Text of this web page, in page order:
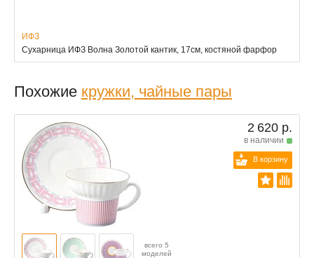
ИФЗ
Сухарница ИФЗ Волна Золотой кантик, 17см, костяной фарфор
Похожие кружки, чайные пары
2 620 р.
в наличии
В корзину
всего 5
моделей